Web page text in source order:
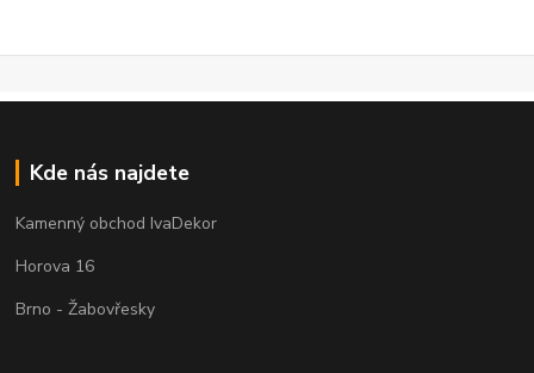
Kde nás najdete
Kamenný obchod IvaDekor
Horova 16
Brno - Žabovřesky